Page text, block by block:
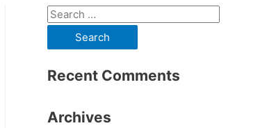
S
r
h
Recent Comments
Archives